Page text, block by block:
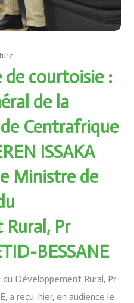
courtoisie :
de la
Centrafrique
ISSAKA
Ministre de
Pr
BESSANE
Développement Rural, Pr
a reçu, hier, en audience le